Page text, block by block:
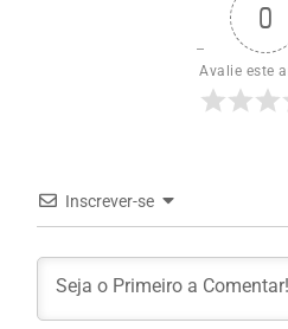
0
Avalie este
Inscrever-se